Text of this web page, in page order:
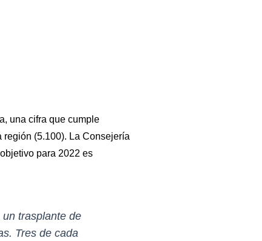
una cifra que cumple
(5.100). La Consejería
para 2022 es
trasplante de
Tres de cada